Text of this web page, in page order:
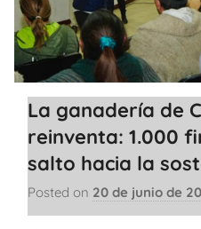
La ganadería de
reinventa: 1.000
salto hacia la
Posted on 20 de junio de